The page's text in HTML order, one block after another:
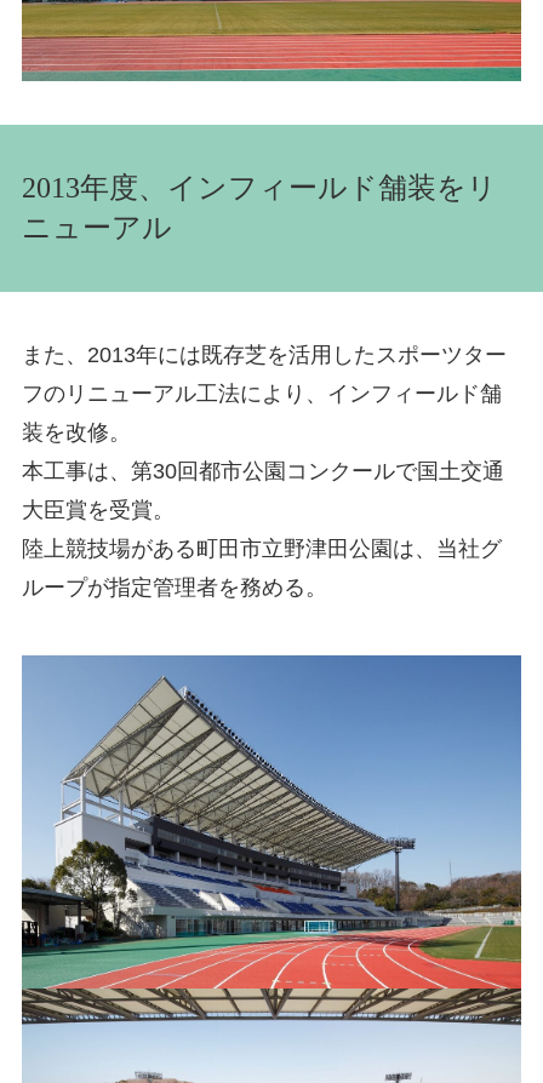
2013年度、インフィールド舗装をリ
ニューアル
また、2013年には既存芝を活用したスポーツター
フのリニューアル工法により、インフィールド舗
装を改修。
本工事は、第30回都市公園コンクールで国土交通
大臣賞を受賞。
陸上競技場がある町田市立野津田公園は、当社グ
ループが指定管理者を務める。